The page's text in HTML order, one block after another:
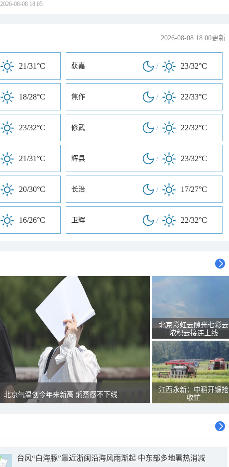
08-08 18:05
2026-08-08 18:00更新
21/31°C 获嘉 / 23/32°C
18/28°C 焦作 / 22/33°C
23/32°C 修武 / 22/32°C
21/31°C 辉县 / 23/32°C
20/30°C 长治 / 17/27°C
16/26°C 卫辉 / 22/32°C
北京气温创今年来新高 焖蒸感不下线
北京彩虹云隙光七彩云
浓积云接连上线
江西永新：中稻开镰抢
收忙
台风“白海豚”靠近浙闽沿海风雨渐起 中东部多地暑热消减